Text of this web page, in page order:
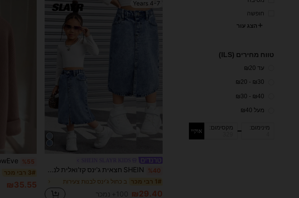
חופשה
הצג עור
טווח מחירים (ILS)
עד ₪20
₪30 - ₪20
₪40 - ₪30
מעל ₪40
מינימום: מקסימום: אוקיי
4-7 Years
%40 SHEIN חצאית ג'ינס קז'ואלית לנערה צעירה עם לולאות לחגורה, אופנתית ורב-תכליתית
1# רבי מכר ב כחול ג'ינס לבנות צעירות
₪29.40 100+ נמכר
%55
3# רבי מכר
₪35.55